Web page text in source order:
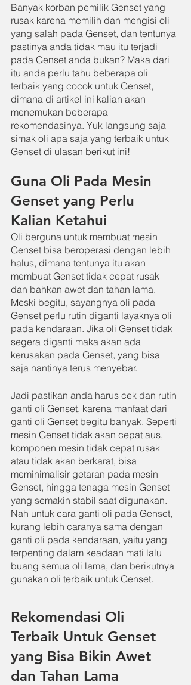
Banyak korban pemilik Genset yang
rusak karena memilih dan mengisi oli
yang salah pada Genset, dan tentunya
pastinya anda tidak mau itu terjadi
pada Genset anda bukan? Maka dari
itu anda perlu tahu beberapa oli
terbaik yang cocok untuk Genset,
dimana di artikel ini kalian akan
menemukan beberapa
rekomendasinya. Yuk langsung saja
simak oli apa saja yang terbaik untuk
Genset di ulasan berikut ini!
Guna Oli Pada Mesin
Genset yang Perlu
Kalian Ketahui
Oli berguna untuk membuat mesin
Genset bisa beroperasi dengan lebih
halus, dimana tentunya itu akan
membuat Genset tidak cepat rusak
dan bahkan awet dan tahan lama.
Meski begitu, sayangnya oli pada
Genset perlu rutin diganti layaknya oli
pada kendaraan. Jika oli Genset tidak
segera diganti maka akan ada
kerusakan pada Genset, yang bisa
saja nantinya terus menyebar.
Jadi pastikan anda harus cek dan rutin
ganti oli Genset, karena manfaat dari
ganti oli Genset begitu banyak. Seperti
mesin Genset tidak akan cepat aus,
komponen mesin tidak cepat rusak
atau tidak akan berkarat, bisa
meminimalisir getaran pada mesin
Genset, hingga tenaga mesin Genset
yang semakin stabil saat digunakan.
Nah untuk cara ganti oli pada Genset,
kurang lebih caranya sama dengan
ganti oli pada kendaraan, yaitu yang
terpenting dalam keadaan mati lalu
buang semua oli lama, dan berikutnya
gunakan oli terbaik untuk Genset.
Rekomendasi Oli
Terbaik Untuk Genset
yang Bisa Bikin Awet
dan Tahan Lama